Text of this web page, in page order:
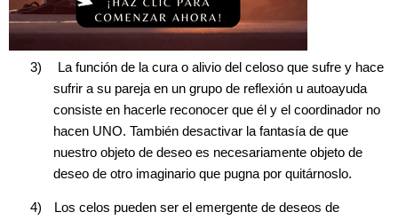
3)
La función de la cura o alivio del celoso que sufre y hace
sufrir a su pareja en un grupo de reflexión u autoayuda
consiste en hacerle reconocer que él y el coordinador no
hacen UNO. También desactivar la fantasía de que
nuestro objeto de deseo es necesariamente objeto de
deseo de otro imaginario que pugna por quitárnoslo.
4)
Los celos pueden ser el emergente de deseos de